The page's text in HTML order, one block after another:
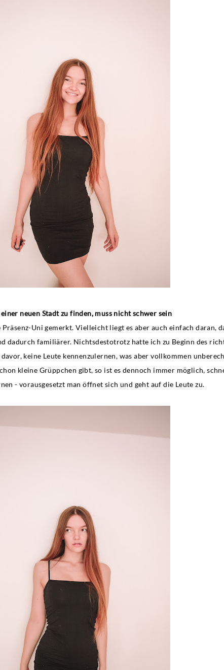
neuen Stadt zu finden, muss nicht schwer sein
Uni gemerkt. Vielleicht liegt es aber auch einfach daran,
dadurch familiärer. Nichtsdestotrotz hatte ich zu Beginn des
keine Leute kennenzulernen, was aber vollkommen
kleine Grüppchen gibt, so ist es dennoch immer möglich,
- vorausgesetzt man öffnet sich und geht auf die Leute zu.